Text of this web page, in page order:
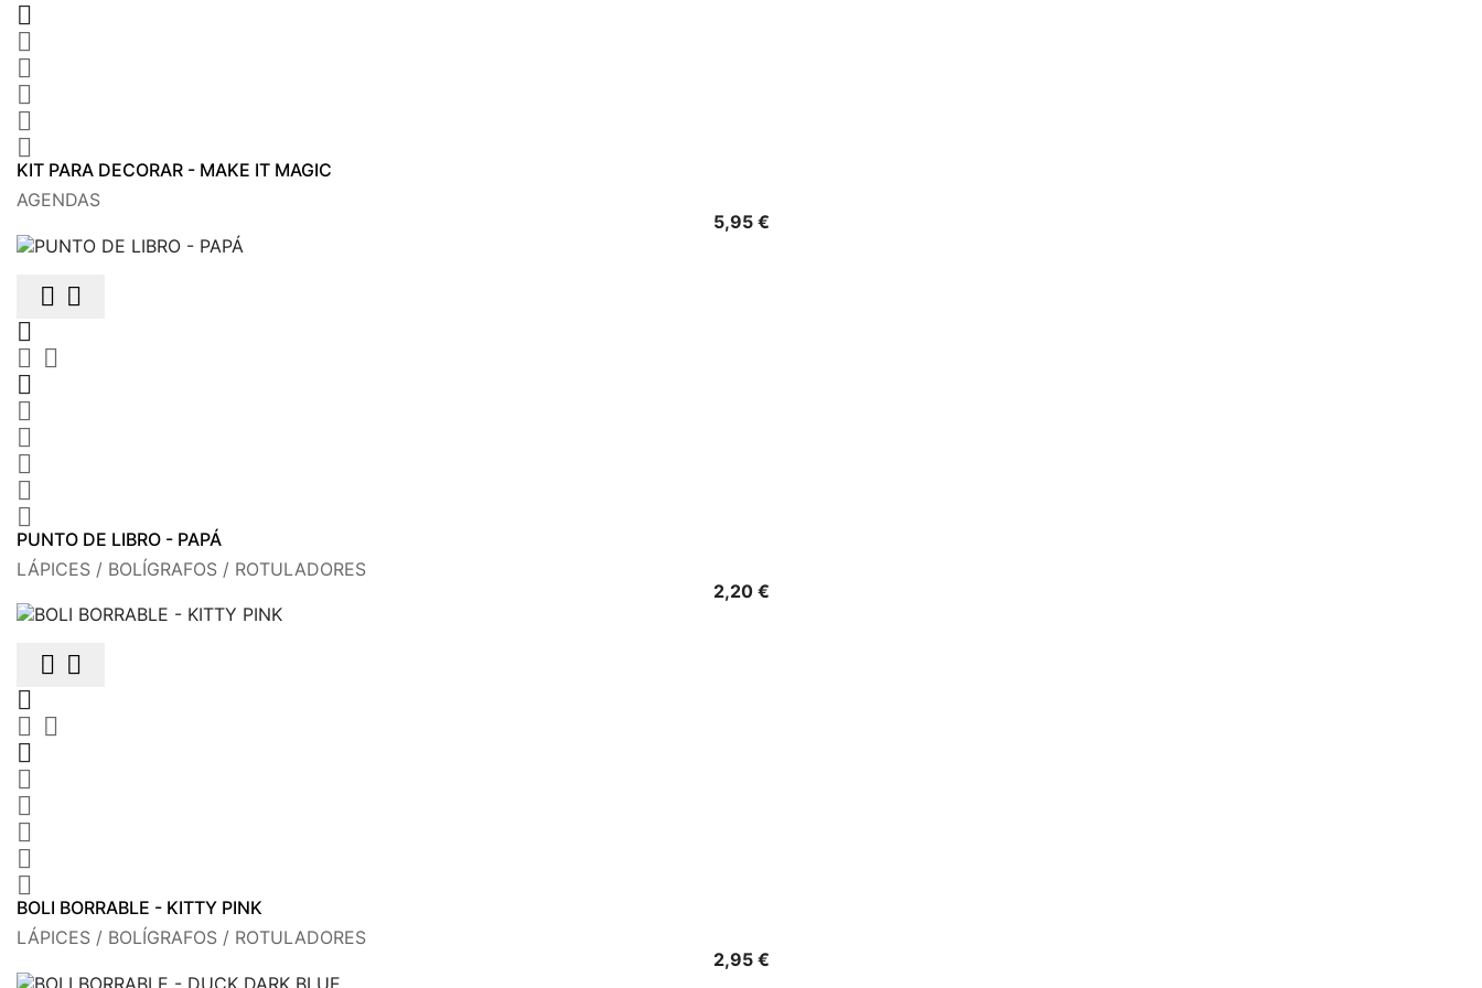






KIT PARA DECORAR - MAKE IT MAGIC
AGENDAS
5,95 €Precio
 

 






PUNTO DE LIBRO - PAPÁ
LÁPICES / BOLÍGRAFOS / ROTULADORES
2,20 €Precio











BOLI BORRABLE - KITTY PINK
LÁPICES / BOLÍGRAFOS / ROTULADORES
2,95 €Precio